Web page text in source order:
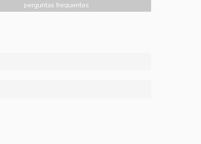
perguntas frequentes